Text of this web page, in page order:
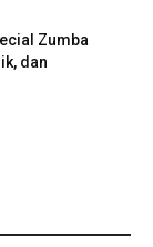
Zumba
dan